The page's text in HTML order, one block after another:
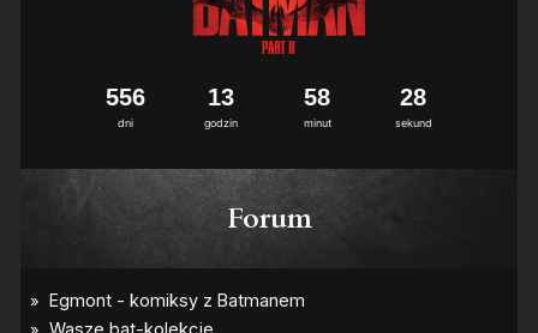
dni
556
godzin
13
minut
58
sekund
27
8
Forum